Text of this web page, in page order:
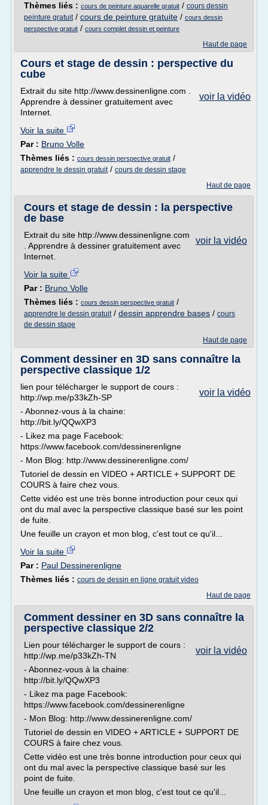
Thèmes liés : cours de peinture aquarelle gratuit / cours dessin
peinture gratuit/ cours de peinture gratuite / cours dessin
perspective gratuit / cours complet dessin et peinture
Haut de page
Cours et stage de dessin : perspective du
cube
voir la vidéo
Extrait du site http://www.dessinenligne.com .
Apprendre à dessiner gratuitement avec
Internet.
Voir la suite
Par : Bruno Volle
Thèmes liés : cours dessin perspective gratuit /
apprendre le dessin gratuit/ cours de dessin stage
Haut de page
Cours et stage de dessin : la perspective
de base
voir la vidéo
Extrait du site http://www.dessinenligne.com
. Apprendre à dessiner gratuitement avec
Internet.
Voir la suite
Par : Bruno Volle
Thèmes liés : cours dessin perspective gratuit /
apprendre le dessin gratuit/ dessin apprendre bases / cours
de dessin stage
Haut de page
Comment dessiner en 3D sans connaître la
perspective classique 1/2
voir la vidéo
lien pour télécharger le support de cours :
http://wp.me/p33kZh-SP
- Abonnez-vous à la chaine:
http://bit.ly/QQwXP3
- Likez ma page Facebook:
https://www.facebook.com/dessinerenligne
- Mon Blog: http://www.dessinerenligne.com/
Tutoriel de dessin en VIDEO + ARTICLE + SUPPORT DE
COURS à faire chez vous.
Cette vidéo est une très bonne introduction pour ceux qui
ont du mal avec la perspective classique basé sur les point
de fuite.
Une feuille un crayon et mon blog, c'est tout ce qu'il...
Voir la suite
Par : Paul Dessinerenligne
Thèmes liés : cours de dessin en ligne gratuit video
Haut de page
Comment dessiner en 3D sans connaître la
perspective classique 2/2
voir la vidéo
Lien pour télécharger le support de cours :
http://wp.me/p33kZh-TN
- Abonnez-vous à la chaine:
http://bit.ly/QQwXP3
- Likez ma page Facebook:
https://www.facebook.com/dessinerenligne
- Mon Blog: http://www.dessinerenligne.com/
Tutoriel de dessin en VIDEO + ARTICLE + SUPPORT DE
COURS à faire chez vous.
Cette vidéo est une très bonne introduction pour ceux qui
ont du mal avec la perspective classique basé sur les
point de fuite.
Une feuille un crayon et mon blog, c'est tout ce qu'il...